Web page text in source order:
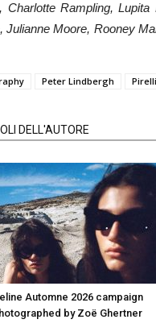
Rampling, Lupita
Moore, Rooney
Peter Lindbergh Pirelli
DELL'AUTORE
Automne 2026 campaign
by Zoë Ghertner